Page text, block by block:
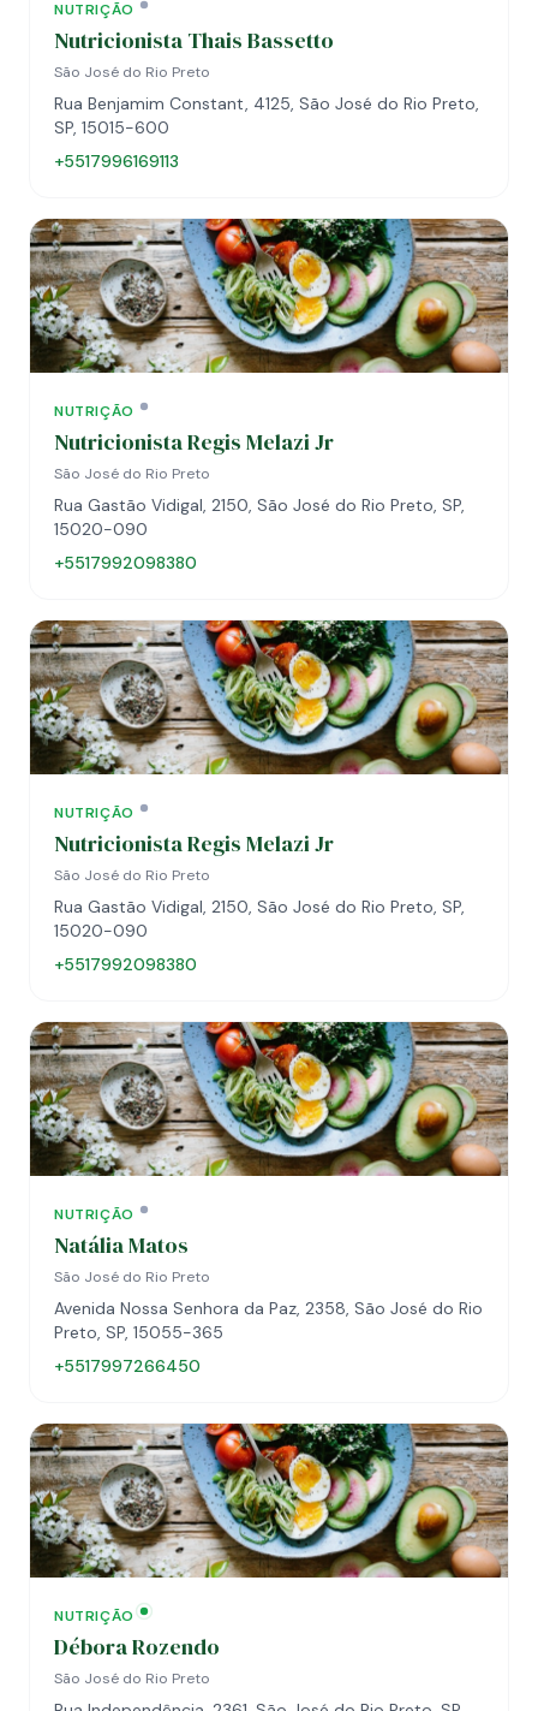
NUTRIÇÃO
Nutricionista Thais Bassetto
São José do Rio Preto
Rua Benjamim Constant, 4125, São José do Rio Preto,
SP, 15015-600
+5517996169113
NUTRIÇÃO
Nutricionista Regis Melazi Jr
São José do Rio Preto
Rua Gastão Vidigal, 2150, São José do Rio Preto, SP,
15020-090
+5517992098380
NUTRIÇÃO
Nutricionista Regis Melazi Jr
São José do Rio Preto
Rua Gastão Vidigal, 2150, São José do Rio Preto, SP,
15020-090
+5517992098380
NUTRIÇÃO
Natália Matos
São José do Rio Preto
Avenida Nossa Senhora da Paz, 2358, São José do Rio
Preto, SP, 15055-365
+5517997266450
NUTRIÇÃO
Débora Rozendo
São José do Rio Preto